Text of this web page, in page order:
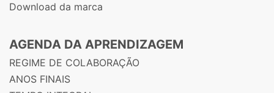
Download da marca
AGENDA DA APRENDIZAGEM
REGIME DE COLABORAÇÃO
ANOS FINAIS